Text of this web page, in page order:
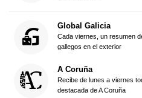
Global Galicia
Cada viernes, un resumen
gallegos en el exterior
A Coruña
Recibe de lunes a viernes
destacada de A Coruña